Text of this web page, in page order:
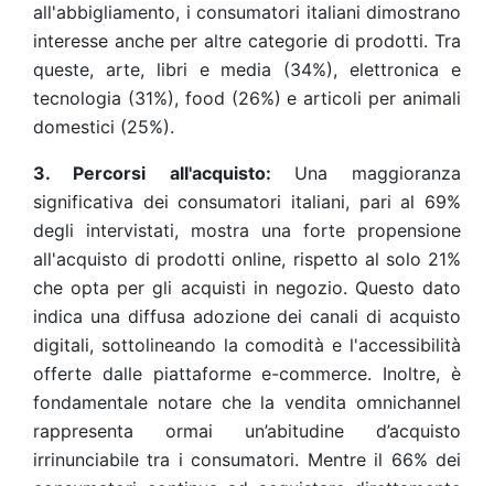
all'abbigliamento, i consumatori italiani dimostrano
interesse anche per altre categorie di prodotti. Tra
queste, arte, libri e media (34%), elettronica e
tecnologia (31%), food (26%) e articoli per animali
domestici (25%).
3. Percorsi all'acquisto: Una maggioranza
significativa dei consumatori italiani, pari al 69%
degli intervistati, mostra una forte propensione
all'acquisto di prodotti online, rispetto al solo 21%
che opta per gli acquisti in negozio. Questo dato
indica una diffusa adozione dei canali di acquisto
digitali, sottolineando la comodità e l'accessibilità
offerte dalle piattaforme e-commerce. Inoltre, è
fondamentale notare che la vendita omnichannel
rappresenta ormai un’abitudine d’acquisto
irrinunciabile tra i consumatori. Mentre il 66% dei